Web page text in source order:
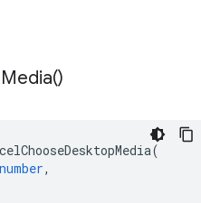
Media()
(
number,